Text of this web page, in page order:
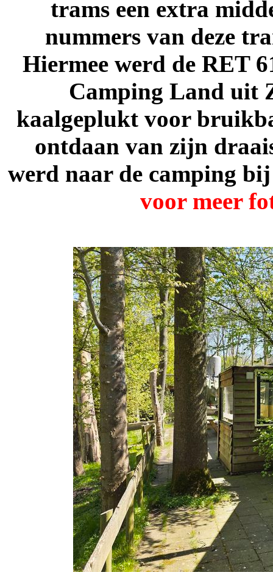
trams een extra
nummers van deze
Hiermee werd de RET
Camping Land uit
kaalgeplukt voor
ontdaan van zijn
werd naar de camping
voor meer